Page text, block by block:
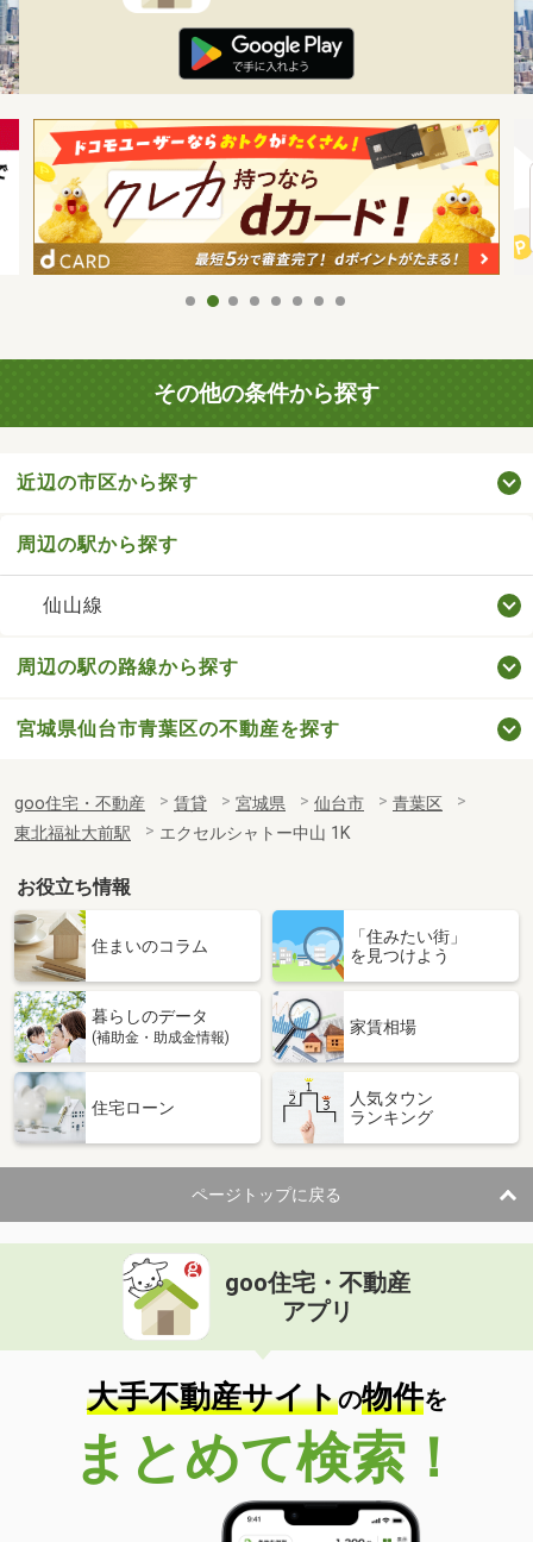
その他の条件から探す
近辺の市区から探す
周辺の駅から探す
仙山線
周辺の駅の路線から探す
宮城県仙台市青葉区の不動産を探す
goo住宅・不動産 賃貸 宮城県 仙台市
青葉区
東北福祉大前駅
エクセルシャトー中山 1K
お役立ち情報
住まいのコラム
「住みたい街」
を見つけよう
暮らしのデータ
(補助金・助成金情報)
家賃相場
住宅ローン
人気タウン
ランキング
ページトップに戻る
goo住宅・不動産
アプリ
大手不動産サイトの物件を
まとめて検索！